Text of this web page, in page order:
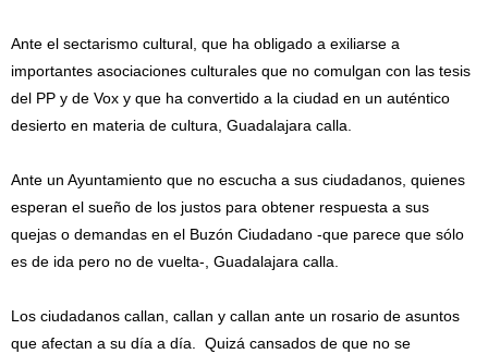
Ante el sectarismo cultural, que ha obligado a exiliarse a
importantes asociaciones culturales que no comulgan con las tesis
del PP y de Vox y que ha convertido a la ciudad en un auténtico
desierto en materia de cultura, Guadalajara calla.
Ante un Ayuntamiento que no escucha a sus ciudadanos, quienes
esperan el sueño de los justos para obtener respuesta a sus
quejas o demandas en el Buzón Ciudadano -que parece que sólo
es de ida pero no de vuelta-, Guadalajara calla.
Los ciudadanos callan, callan y callan ante un rosario de asuntos
que afectan a su día a día. Quizá cansados de que no se